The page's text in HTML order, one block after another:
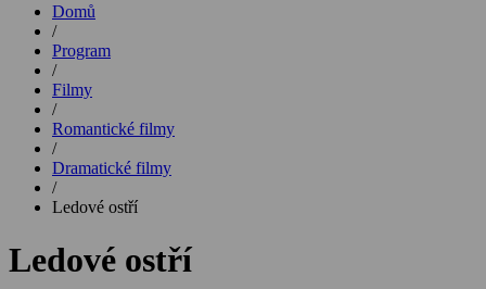
Domů
/
Program
/
Filmy
/
Romantické filmy
/
Dramatické filmy
/
Ledové ostří
Ledové ostří